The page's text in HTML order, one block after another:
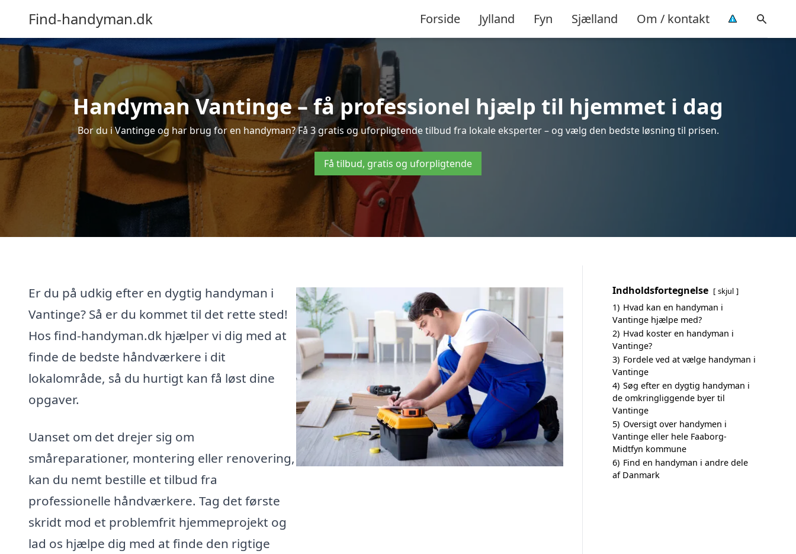
Find-handyman.dk Forside Jylland Fyn Sjælland Om / kontakt
Handyman Vantinge – få professionel hjælp til hjemmet i dag
Bor du i Vantinge og har brug for en handyman? Få 3 gratis og uforpligtende tilbud fra lokale eksperter – og vælg den bedste løsning til prisen.
Få tilbud, gratis og uforpligtende
Er du på udkig efter en dygtig handyman i
Vantinge? Så er du kommet til det rette sted!
Hos find-handyman.dk hjælper vi dig med at
finde de bedste håndværkere i dit
lokalområde, så du hurtigt kan få løst dine
opgaver.
Uanset om det drejer sig om
småreparationer, montering eller renovering,
kan du nemt bestille et tilbud fra
professionelle håndværkere. Tag det første
skridt mod et problemfrit hjemmeprojekt og
lad os hjælpe dig med at finde den rigtige
Indholdsfortegnelse skjul
1) Hvad kan en handyman i
Vantinge hjælpe med?
2) Hvad koster en handyman i
Vantinge?
3) Fordele ved at vælge handyman i
Vantinge
4) Søg efter en dygtig handyman i
de omkringliggende byer til
Vantinge
5) Oversigt over handymen i
Vantinge eller hele Faaborg-
Midtfyn kommune
6) Find en handyman i andre dele
af Danmark